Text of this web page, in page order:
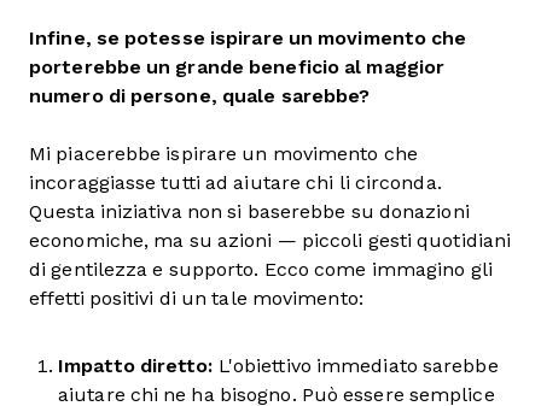
Infine, se potesse ispirare un movimento che
porterebbe un grande beneficio al maggior
numero di persone, quale sarebbe?
Mi piacerebbe ispirare un movimento che
incoraggiasse tutti ad aiutare chi li circonda.
Questa iniziativa non si baserebbe su donazioni
economiche, ma su azioni — piccoli gesti quotidiani
di gentilezza e supporto. Ecco come immagino gli
effetti positivi di un tale movimento:
Impatto diretto: L'obiettivo immediato sarebbe
aiutare chi ne ha bisogno. Può essere semplice